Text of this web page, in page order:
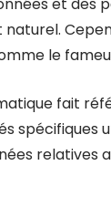
le
fait
spécifiques
relatives